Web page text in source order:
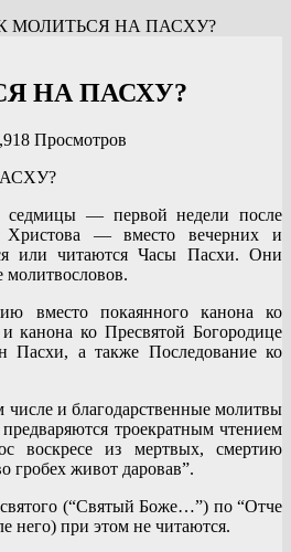
МОЛИТЬСЯ НА ПАСХУ?
НА ПАСХУ?
Просмотров
седмицы — первой недели после
Христова — вместо вечерних и
или читаются Часы Пасхи. Они
вместо покаянного канона ко
канона ко Пресвятой Богородице
Пасхи, а также Последование ко
числе и благодарственные молитвы
троекратным чтением
воскресе из мертвых, смертию
гробех живот даровав”.
(“Святый Боже…”) по “Отче
него) при этом не читаются.